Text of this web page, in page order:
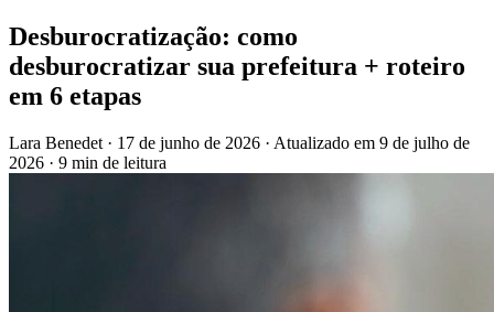
Desburocratização: como
desburocratizar sua prefeitura + roteiro
em 6 etapas
Lara Benedet · 17 de junho de 2026 · Atualizado em 9 de julho de
2026 · 9 min de leitura